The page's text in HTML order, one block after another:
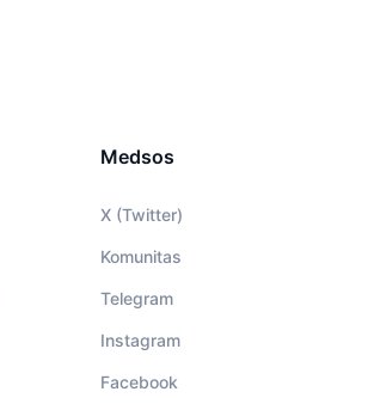
Medsos
X (Twitter)
Komunitas
Telegram
Instagram
Facebook